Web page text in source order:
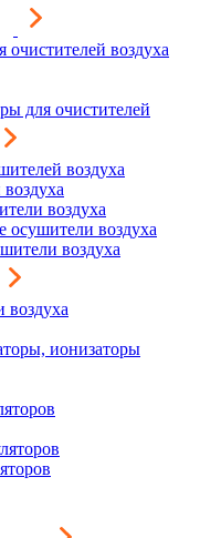
воздуха
для очистителей
воздуха
воздуха
воздуха
воздуха
воздуха
ионизаторы